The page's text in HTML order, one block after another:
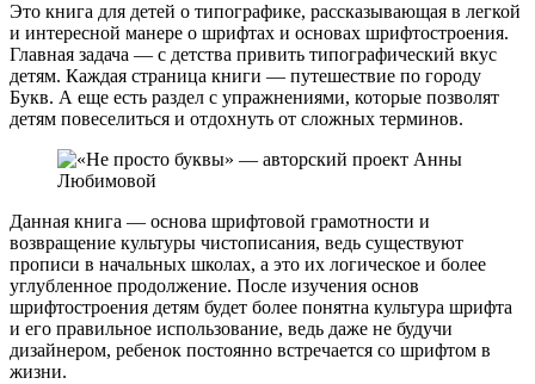
Это книга для детей о типографике, рассказывающая в легкой
и интересной манере о шрифтах и основах шрифтостроения.
Главная задача — с детства привить типографический вкус
детям. Каждая страница книги — путешествие по городу
Букв. А еще есть раздел с упражнениями, которые позволят
детям повеселиться и отдохнуть от сложных терминов.
Данная книга — основа шрифтовой грамотности и
возвращение культуры чистописания, ведь существуют
прописи в начальных школах, а это их логическое и более
углубленное продолжение. После изучения основ
шрифтостроения детям будет более понятна культура шрифта
и его правильное использование, ведь даже не будучи
дизайнером, ребенок постоянно встречается со шрифтом в
жизни.